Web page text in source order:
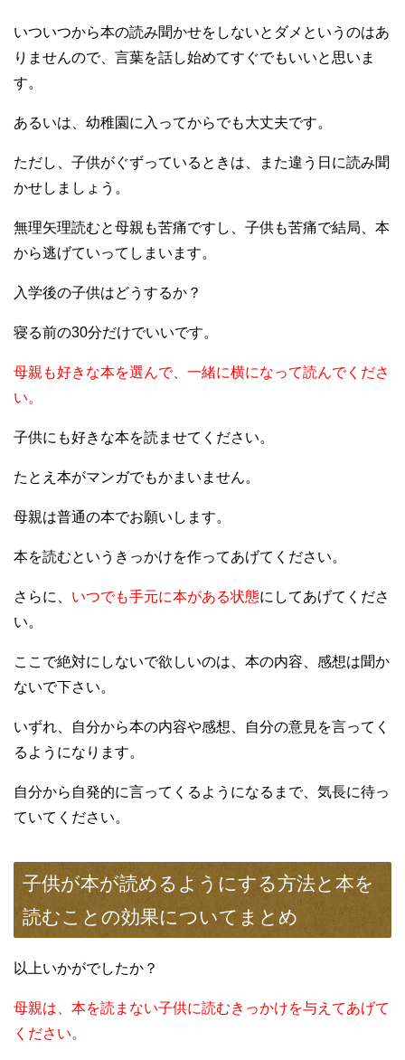
いついつから本の読み聞かせをしないとダメというのはあ
りませんので、言葉を話し始めてすぐでもいいと思いま
す。
あるいは、幼稚園に入ってからでも大丈夫です。
ただし、子供がぐずっているときは、また違う日に読み聞
かせしましょう。
無理矢理読むと母親も苦痛ですし、子供も苦痛で結局、本
から逃げていってしまいます。
入学後の子供はどうするか？
寝る前の30分だけでいいです。
母親も好きな本を選んで、一緒に横になって読んでくださ
い。
子供にも好きな本を読ませてください。
たとえ本がマンガでもかまいません。
母親は普通の本でお願いします。
本を読むというきっかけを作ってあげてください。
さらに、 いつでも手元に本がある状態にしてあげてくださ
い。
ここで絶対にしないで欲しいのは、本の内容、感想は聞か
ないで下さい。
いずれ、自分から本の内容や感想、自分の意見を言ってく
るようになります。
自分から自発的に言ってくるようになるまで、気長に待っ
ていてください。
子供が本が読めるようにする方法と本を
読むことの効果についてまとめ
以上いかがでしたか？
母親は、本を読まない子供に読むきっかけを与えてあげて
ください。